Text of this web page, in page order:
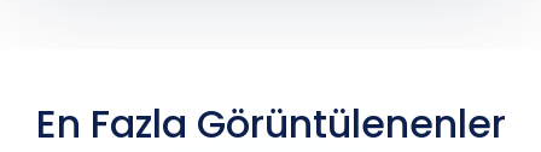
En Fazla Görüntülenenler